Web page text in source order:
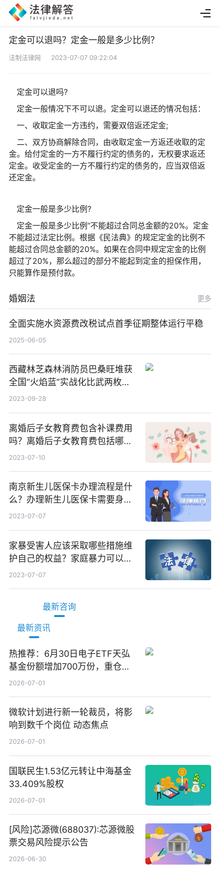
定金可以退吗？定金一般是多少比例？
法制法律网 2023-07-07 09:22:04
定金可以退吗?
定金一般情况下不可以退。定金可以退还的情况包括：
一、收取定金一方违约，需要双倍返还定金;
二、双方协商解除合同，由收取定金一方返还收取的定
金。给付定金的一方不履行约定的债务的，无权要求返还
定金。收受定金的一方不履行约定的债务的，应当双倍返
还定金。
定金一般是多少比例?
定金一般是多少比例“不能超过合同总金额的20%。定金
不能超过法定比例。根据《民法典》的规定定金的比例不
能超过合同总金额的20%。如果在合同中规定定金的比例
超过了20%，那么超过的部分不能起到定金的担保作用，
只能算作是预付款。
婚姻法 更多
全面实施水资源费改税试点首季征期整体运行平稳
2025-06-05
西藏林芝森林消防员巴桑旺堆获
全国“火焰蓝”实战化比武两枚金
牌_天天百事通
2023-09-28
离婚后子女教育费包含补课费用
吗？离婚后子女教育费包括哪
些？
2023-07-10
南京新生儿医保卡办理流程是什
么？办理新生儿医保卡需要身份
证吗？ 全球微动态
2023-07-07
家暴受害人应该采取哪些措施维
护自己的权益？家庭暴力可以诉
讼离婚吗？
2023-07-07
最新咨询
最新资讯
热推荐：6月30日电子ETF天弘
基金份额增加700万份，重仓股
立讯精密、寒武纪、工业富联
2026-07-01
微软计划进行新一轮裁员，将影
响到数千个岗位 动态焦点
2026-07-01
国联民生1.53亿元转让中海基金
33.409%股权
2026-07-01
[风险]芯源微(688037):芯源微股
票交易风险提示公告
2026-06-30